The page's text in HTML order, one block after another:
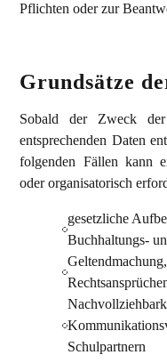
Pflichten oder zur
Grundsätze
Sobald der Zweck
entsprechenden Daten
folgenden Fällen kann
oder organisatorisch
gesetzliche
Buchhaltungs-
Schulpartnern